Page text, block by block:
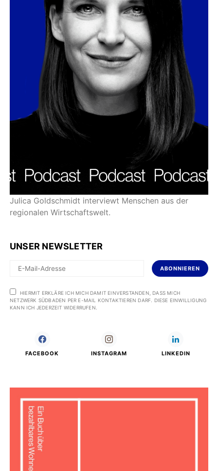
Julica Goldschmidt interviewt Menschen aus der
regionalen Wirtschaftswelt.
UNSER NEWSLETTER
ABONNIEREN
HIERMIT ERKLÄRE ICH MICH DAMIT EINVERSTANDEN, DASS MICH
NETZWERK SÜDBADEN PER E-MAIL KONTAKTIEREN DARF. DIESE EINWILLIGUNG
KANN ICH JEDERZEIT WIDERRUFEN.
FACEBOOK INSTAGRAM LINKEDIN